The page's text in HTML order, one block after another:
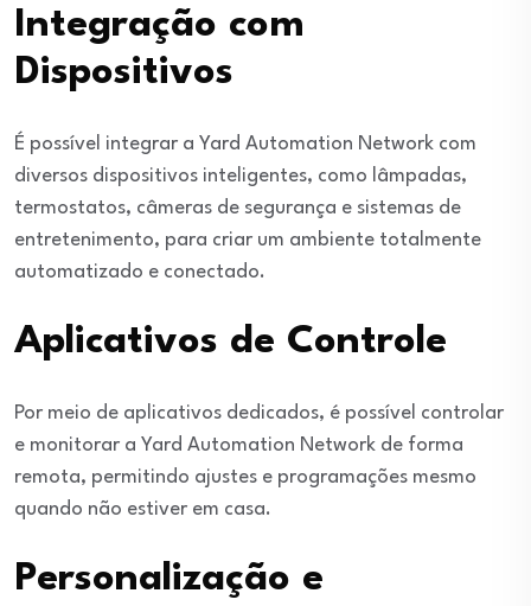
Integração com
Dispositivos
É possível integrar a Yard Automation Network com
diversos dispositivos inteligentes, como lâmpadas,
termostatos, câmeras de segurança e sistemas de
entretenimento, para criar um ambiente totalmente
automatizado e conectado.
Aplicativos de Controle
Por meio de aplicativos dedicados, é possível controlar
e monitorar a Yard Automation Network de forma
remota, permitindo ajustes e programações mesmo
quando não estiver em casa.
Personalização e